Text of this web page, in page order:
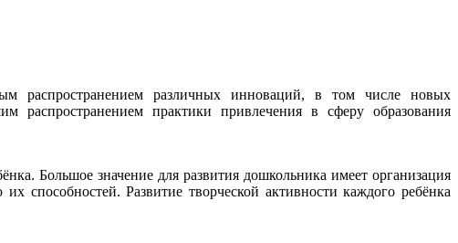
распространением различных инноваций, в том числе новых
распространением практики привлечения в сферу образования
Большое значение для развития дошкольника имеет организация
способностей. Развитие творческой активности каждого ребёнка